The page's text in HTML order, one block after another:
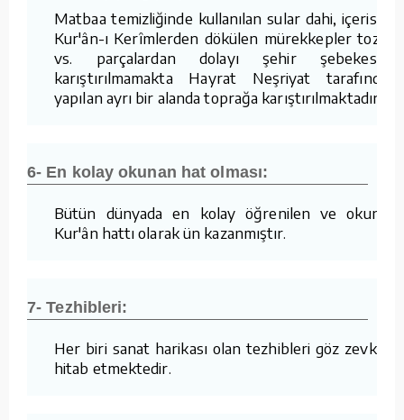
Matbaa temizliğinde kullanılan sular dahi, içerisine
Kur'ân-ı Kerîmlerden dökülen mürekkepler tozlar
vs. parçalardan dolayı şehir şebekesine
karıştırılmamakta Hayrat Neşriyat tarafından
yapılan ayrı bir alanda toprağa karıştırılmaktadır.
6- En kolay okunan hat olması:
Bütün dünyada en kolay öğrenilen ve okunan
Kur'ân hattı olarak ün kazanmıştır.
7- Tezhibleri:
Her biri sanat harikası olan tezhibleri göz zevkine
hitab etmektedir.